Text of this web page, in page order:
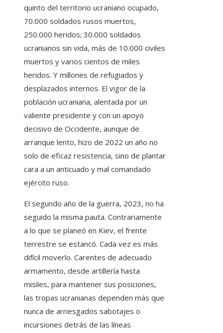
quinto del territorio ucraniano ocupado,
70.000 soldados rusos muertos,
250.000 heridos; 30.000 soldados
ucranianos sin vida, más de 10.000 civiles
muertos y varios cientos de miles
heridos. Y millones de refugiados y
desplazados internos. El vigor de la
población ucraniana, alentada por un
valiente presidente y con un apoyo
decisivo de Occidente, aunque de
arranque lento, hizo de 2022 un año no
solo de eficaz resistencia, sino de plantar
cara a un anticuado y mal comandado
ejército ruso.
El segundo año de la guerra, 2023, no ha
seguido la misma pauta. Contrariamente
a lo que se planeó en Kiev, el frente
terrestre se estancó. Cada vez es más
difícil moverlo. Carentes de adecuado
armamento, desde artillería hasta
misiles, para mantener sus posiciones,
las tropas ucranianas dependen más que
nunca de arriesgados sabotajes o
incursiones detrás de las líneas